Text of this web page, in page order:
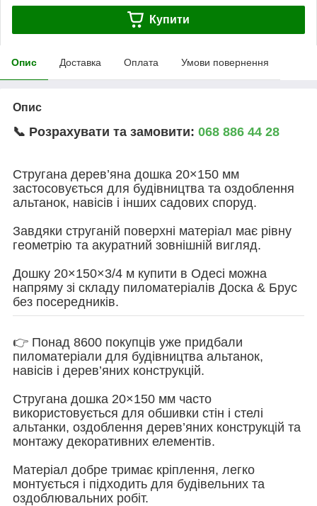
Купити
Опис Доставка Оплата Умови повернення
Опис
📞 Розрахувати та замовити: 068 886 44 28
Стругана дерев’яна дошка 20×150 мм
застосовується для будівництва та оздоблення
альтанок, навісів і інших садових споруд.
Завдяки струганій поверхні матеріал має рівну
геометрію та акуратний зовнішній вигляд.
Дошку 20×150×3/4 м купити в Одесі можна
напряму зі складу пиломатеріалів Доска & Брус
без посередників.
👉 Понад 8600 покупців уже придбали
пиломатеріали для будівництва альтанок,
навісів і дерев’яних конструкцій.
Стругана дошка 20×150 мм часто
використовується для обшивки стін і стелі
альтанки, оздоблення дерев’яних конструкцій та
монтажу декоративних елементів.
Матеріал добре тримає кріплення, легко
монтується і підходить для будівельних та
оздоблювальних робіт.